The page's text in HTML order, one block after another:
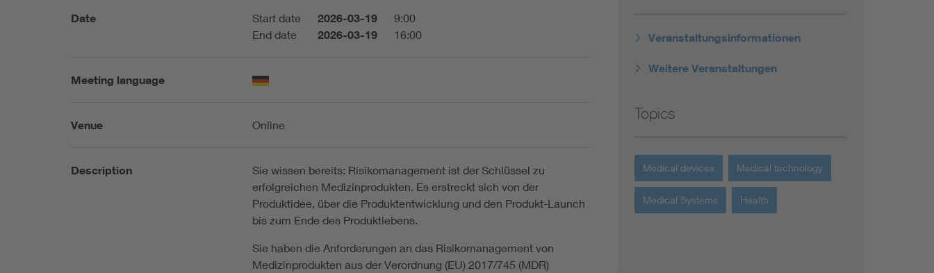
Date Start date 2026-03-19
9:00
End date
2026-03-19 16:00
Meeting language
Venue Online
Description
Sie wissen bereits: Risikomanagement ist der Schlüssel zu
erfolgreichen Medizinprodukten. Es erstreckt sich von der
Produktidee, über die Produktentwicklung und den Produkt-Launch
bis zum Ende des Produktlebens.
Sie haben die Anforderungen an das Risikomanagement von
Medizinprodukten aus der Verordnung (EU) 2017/745 (MDR)
Veranstaltungsinformationen
Weitere Veranstaltungen
Topics
Medical devices Medical technology
Medical Systems Health